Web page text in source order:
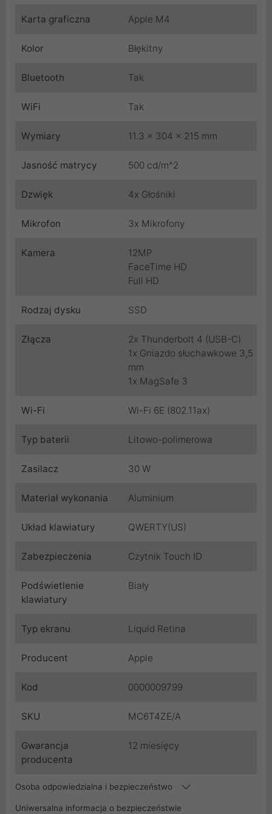
Karta graficzna Apple M4
Kolor Błękitny
Bluetooth Tak
WiFi Tak
Wymiary 11.3 x 304 x 215 mm
Jasność matrycy 500 cd/m^2
Dzwięk 4x Głośniki
Mikrofon 3x Mikrofony
Kamera
12MP
FaceTime HD
Full HD
Rodzaj dysku SSD
Złącza
2x Thunderbolt 4 (USB-C)
1x Gniazdo słuchawkowe 3,5
mm
1x MagSafe 3
Wi-Fi Wi-Fi 6E (802.11ax)
Typ baterii Litowo-polimerowa
Zasilacz 30 W
Materiał wykonania Aluminium
Układ klawiatury QWERTY(US)
Zabezpieczenia Czytnik Touch ID
Podświetlenie
klawiatury
Biały
Typ ekranu Liquid Retina
Producent Apple
Kod 0000009799
SKU MC6T4ZE/A
Gwarancja
producenta
12 miesięcy
Osoba odpowiedzialna i bezpieczeństwo
Uniwersalna informacja o bezpieczeństwie